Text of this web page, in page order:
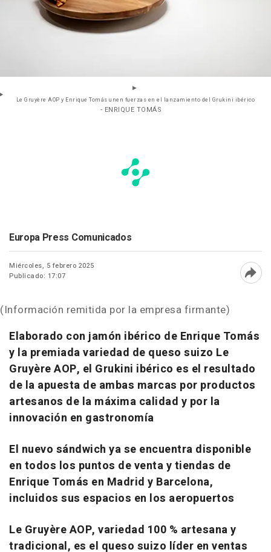
Le Gruyère AOP y Enrique Tomás unen fuerzas en el lanzamiento del Grukini ibérico
- ENRIQUE TOMÁS
Europa Press Comunicados
Miércoles, 5 febrero 2025
Publicado: 17:07
(Información remitida por la empresa firmante)
Elaborado con jamón ibérico de Enrique Tomás
y la premiada variedad de queso suizo Le
Gruyère AOP, el Grukini ibérico es el resultado
de la apuesta de ambas marcas por productos
artesanos de la máxima calidad y por la
innovación en gastronomía
El nuevo sándwich ya se encuentra disponible
en todos los puntos de venta y tiendas de
Enrique Tomás en Madrid y Barcelona,
incluidos sus espacios en los aeropuertos
Le Gruyère AOP, variedad 100 % artesana y
tradicional, es el queso suizo líder en ventas